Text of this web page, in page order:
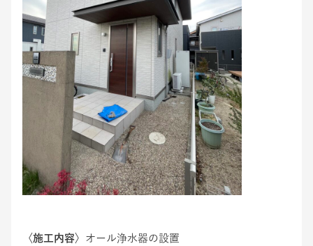
〈施工内容〉 オール浄水器の設置